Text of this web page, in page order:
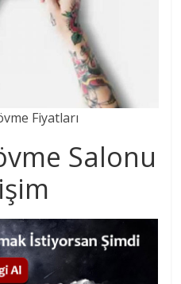
Fiyatları
Salonu